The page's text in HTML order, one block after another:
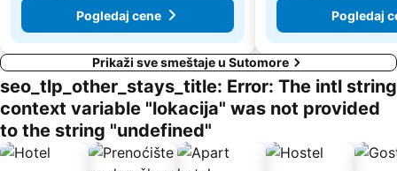
Pogledaj cene
Pogledaj
Prikaži sve smeštaje u Sutomore
seo_tlp_other_stays_title: Error: The intl string
context variable "lokacija" was not provided
to the string "undefined"